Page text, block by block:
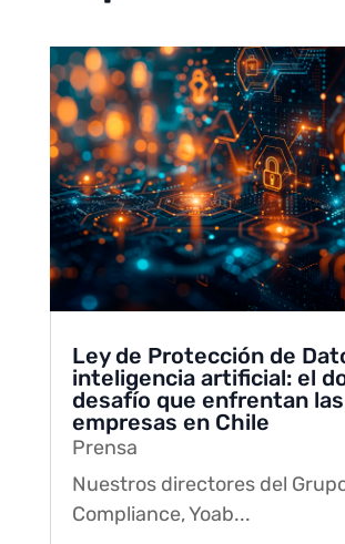
Ley de Protección de
inteligencia artificial: el
desafío que enfrentan las
empresas en Chile
Prensa
Nuestros directores del
Compliance, Yoab...